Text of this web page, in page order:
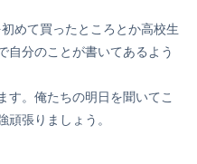
めて買ったところとか高校生
自分のことが書いてあるよう
す。俺たちの明日を聞いてこ
頑張りましょう。